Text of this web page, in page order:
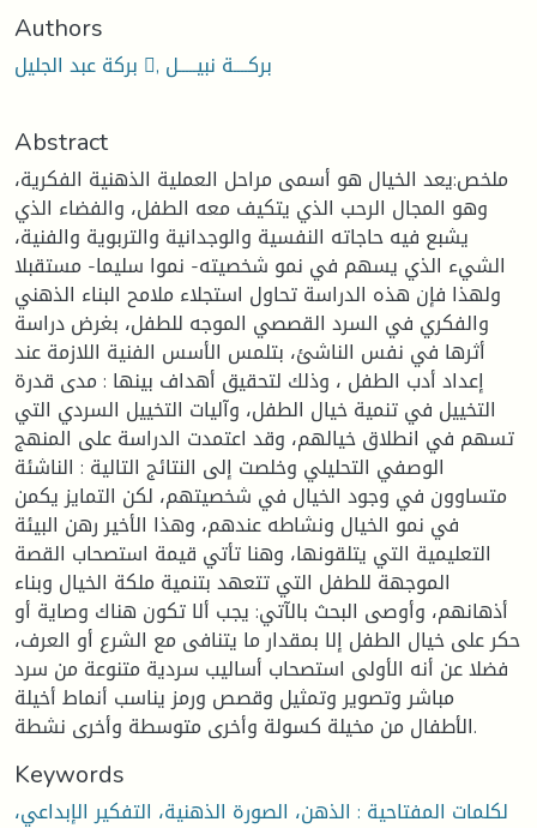
Authors
بركة عبد الجليل , بركــــة نبيـــــل
Abstract
ملخص:يعد الخيال هو أسمى مراحل العملية الذهنية الفكرية،
وهو المجال الرحب الذي يتكيف معه الطفل، والفضاء الذي
يشبع فيه حاجاته النفسية والوجدانية والتربوية والفنية،
الشيء الذي يسهم في نمو شخصيته- نموا سليما- مستقبلا
ولهذا فإن هذه الدراسة تحاول استجلاء ملامح البناء الذهني
والفكري في السرد القصصي الموجه للطفل، بغرض دراسة
أثرها في نفس الناشئ، بتلمس الأسس الفنية اللازمة عند
إعداد أدب الطفل ، وذلك لتحقيق أهداف بينها : مدى قدرة
التخييل في تنمية خيال الطفل، وآليات التخييل السردي التي
تسهم في انطلاق خيالهم، وقد اعتمدت الدراسة على المنهج
الوصفي التحليلي وخلصت إلى النتائج التالية : الناشئة
متساوون في وجود الخيال في شخصيتهم، لكن التمايز يكمن
في نمو الخيال ونشاطه عندهم، وهذا الأخير رهن البيئة
التعليمية التي يتلقونها، وهنا تأتي قيمة استصحاب القصة
الموجهة للطفل التي تتعهد بتنمية ملكة الخيال وبناء
أذهانهم، وأوصى البحث بالآتي: يجب ألا تكون هناك وصاية أو
حكر على خيال الطفل إلا بمقدار ما يتنافى مع الشرع أو العرف،
فضلا عن أنه الأولى استصحاب أساليب سردية متنوعة من سرد
مباشر وتصوير وتمثيل وقصص ورمز يناسب أنماط أخيلة
الأطفال من مخيلة كسولة وأخرى متوسطة وأخرى نشطة.
Keywords
لكلمات المفتاحية : الذهن، الصورة الذهنية، التفكير الإبداعي،